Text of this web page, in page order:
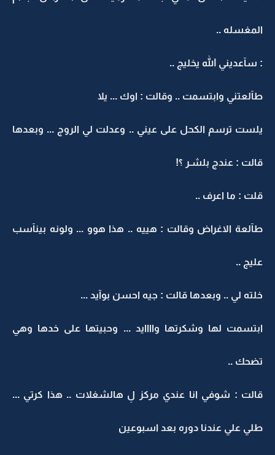
المغسله ..
: سآعديني الله يخليج ..
طآلعتني وابتسمت .. وقالت : اوك ... يلا
يلست ترسم الكحل على عيني .. وعدلت لي الروج ... وبعدها
قالت : عندج بلشـر ؟!
قلت : ما اعرف ..
طآلعة الاغراض وقالت : هييه .. هذا هوو ... ولونه بينآسب
عليج ..
خلته لي .. وبعدها قالت : جيه احسن بوآيد ...
ابتسمت لها وشكرتها واااايد ... وحبيتها على خدها وهي
تضحك ..
قالت : شوفي انا عندي مركز لِ هالشغلات .. هذا كرتي ...
طلي علي عندنا دوره بعد اسبوعين